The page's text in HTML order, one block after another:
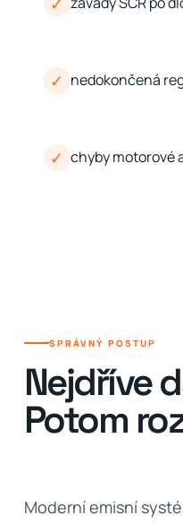
✓ nedokončená
✓ chyby motorové
SPRÁVNÝ POSTUP
Nejdříve
Potom
Moderní emisní